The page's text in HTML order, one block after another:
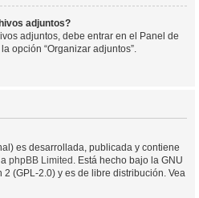
adjuntos?
adjuntos, debe entrar en el Panel de
opción “Organizar adjuntos”.
es desarrollada, publicada y contiene
phpBB Limited . Está hecho bajo la GNU
(GPL-2.0) y es de libre distribución. Vea